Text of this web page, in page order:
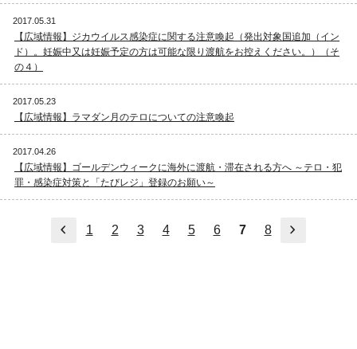
2017.05.31
【広域情報】ジカウイルス感染症に関する注意喚起（発出対象国追加（イン
ド）。妊娠中又は妊娠予定の方は可能な限り渡航をお控えください。）（そ
の４）
2017.05.23
【広域情報】ラマダン月のテロについての注意喚起
2017.04.26
【広域情報】ゴールデンウィークに海外に渡航・滞在される方へ ～テロ・犯
罪・感染症対策と「たびレジ」登録のお願い～
前へ
1 2 3 4 5 6 7 8